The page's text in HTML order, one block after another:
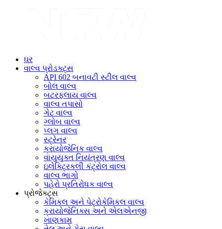
ઘર
વાલ્વ પ્રોડક્ટ્સ
API 602 બનાવટી સ્ટીલ વાલ્વ
બોલ વાલ્વ
બટરફ્લાય વાલ્વ
વાલ્વ તપાસો
ગેટ વાલ્વ
ગ્લોબ વાલ્વ
પ્લગ વાલ્વ
સ્ટ્રેનર
ક્રાયોજેનિક વાલ્વ
વાયુયુક્ત નિયંત્રણ વાલ્વ
ઇલેક્ટ્રિકલી કંટ્રોલ વાલ્વ
વાલ્વ ભાગો
પહેરો પ્રતિરોધક વાલ્વ
પ્રોજેક્ટ્સ
કેમિકલ અને પેટ્રોકેમિકલ વાલ્વ
ક્રાયોજેનિક્સ અને એલએનજી
ખાણકામ